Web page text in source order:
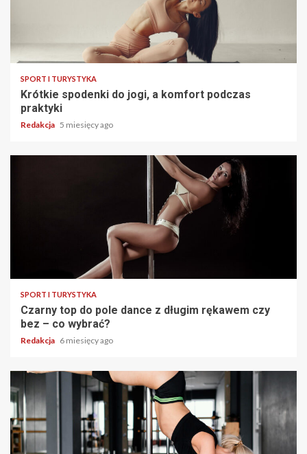
SPORT I TURYSTYKA
Krótkie spodenki do jogi, a komfort podczas
praktyki
Redakcja 5 miesięcy ago
SPORT I TURYSTYKA
Czarny top do pole dance z długim rękawem czy
bez – co wybrać?
Redakcja 6 miesięcy ago